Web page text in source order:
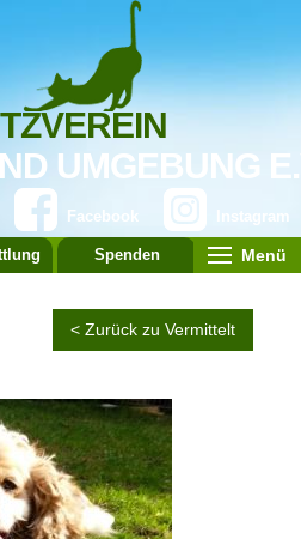
UMGEBUNG
Instagram
Facebook
Spenden Menü
< Zurück zu Vermittelt